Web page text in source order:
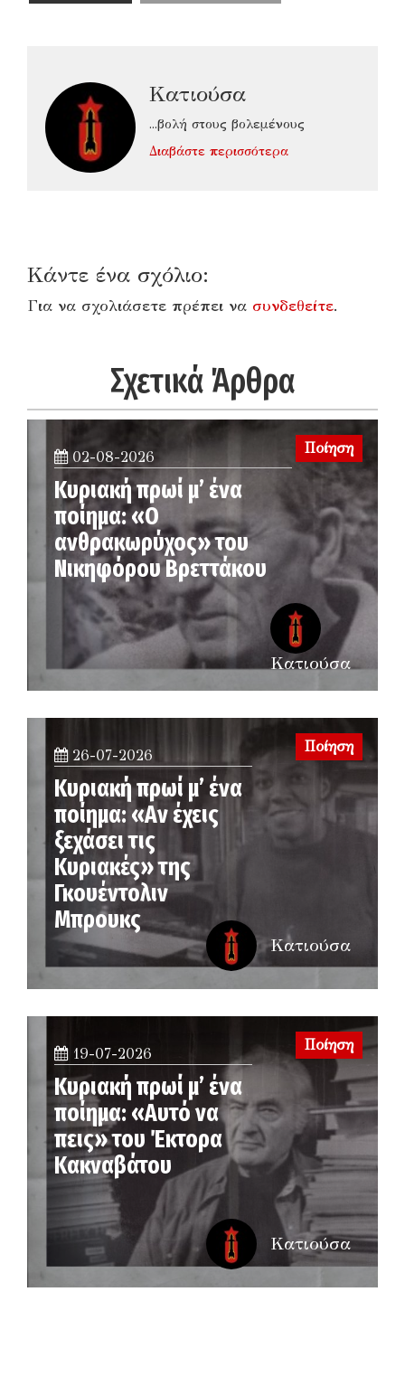
Κατιούσα
...βολή στους βολεμένους
Διαβάστε περισσότερα
Κάντε ένα σχόλιο:
Για να σχολιάσετε πρέπει να συνδεθείτε.
Σχετικά Άρθρα
Ποίηση
02-08-2026
Κυριακή πρωί μ’ ένα
ποίημα: «Ο
ανθρακωρύχος» του
Νικηφόρου Βρεττάκου
Κατιούσα
26-07-2026
Κυριακή πρωί μ’ ένα
ποίημα: «Αν έχεις
ξεχάσει τις
Κυριακές» της
Γκουέντολιν
Μπρουκς
Ποίηση
Κατιούσα
19-07-2026
Κυριακή πρωί μ’ ένα
ποίημα: «Αυτό να
πεις» του Έκτορα
Κακναβάτου
Ποίηση
Κατιούσα